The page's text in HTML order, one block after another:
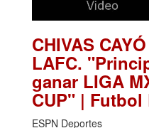
CHIVAS
LAFC.
ganar LIGA
CUP" | Futbol
ESPN Deportes